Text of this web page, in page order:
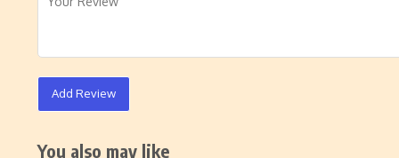
Add Review
You also may like